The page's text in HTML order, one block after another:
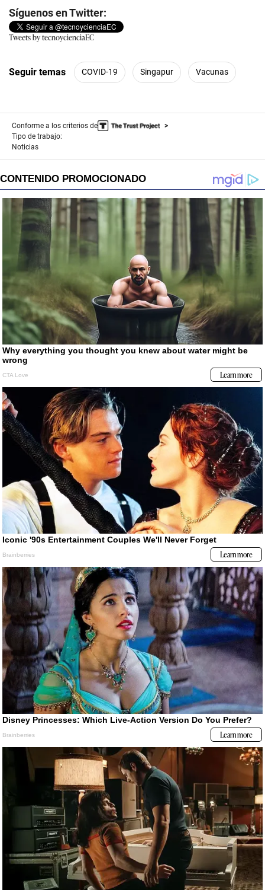
Síguenos en Twitter:
Tweets by tecnoycienciaEC
Seguir temas COVID-19 Singapur Vacunas
Conforme a los criterios de
Tipo de trabajo:
Noticias